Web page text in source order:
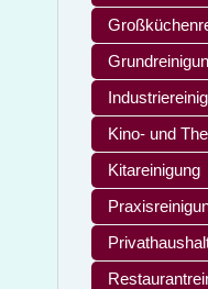
Kino- und
Kitareinigung